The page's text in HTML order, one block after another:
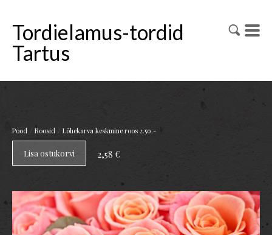
Tordielamus-tordid
Tartus
Pood / Roosid / Lõhekarva keskmine roos 2.50.-
Lisa ostukorvi 2,58 €